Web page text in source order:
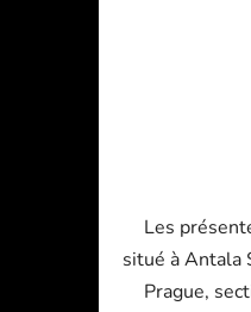
Les
situé à Antala
Prague,